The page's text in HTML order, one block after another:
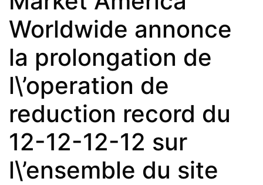
Worldwide annonce
la prolongation de
l\’operation de
reduction record du
12-12-12-12 sur
l\’ensemble du site